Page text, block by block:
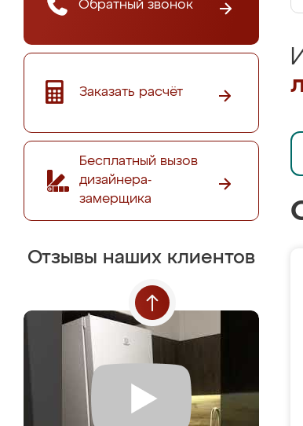
Обратный звонок
Заказать расчёт
Бесплатный вызов
дизайнера-
замерщика
Отзывы наших клиентов